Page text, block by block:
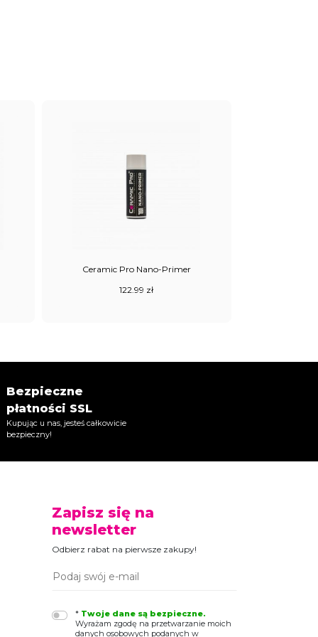
Ceramic Pro Nano-Primer
122.99 zł
Bezpieczne
płatności SSL
Kupując u nas, jesteś całkowicie
bezpieczny!
Zapisz się na
newsletter
Odbierz rabat na pierwsze zakupy!
* Twoje dane są bezpieczne.
Wyrażam zgodę na przetwarzanie moich
danych osobowych podanych w